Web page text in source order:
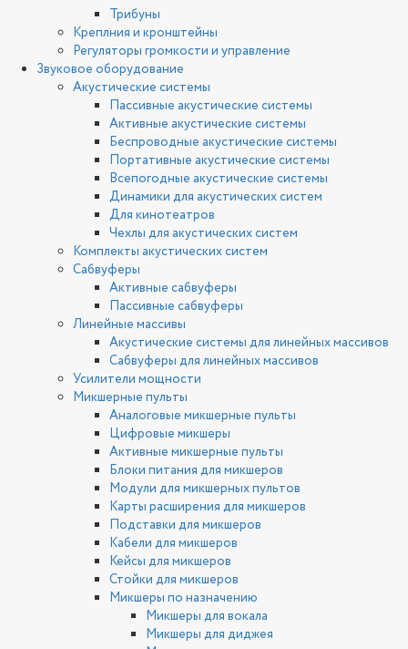
Трибуны
Креплния и кронштейны
Регуляторы громкости и управление
Звуковое оборудование
Акустические системы
Пассивные акустические системы
Активные акустические системы
Беспроводные акустические системы
Портативные акустические системы
Всепогодные акустические системы
Динамики для акустических систем
Для кинотеатров
Чехлы для акустических систем
Комплекты акустических систем
Сабвуферы
Активные сабвуферы
Пассивные сабвуферы
Линейные массивы
Акустические системы для линейных массивов
Сабвуферы для линейных массивов
Усилители мощности
Микшерные пульты
Аналоговые микшерные пульты
Цифровые микшеры
Активные микшерные пульты
Блоки питания для микшеров
Модули для микшерных пультов
Карты расширения для микшеров
Подставки для микшеров
Кабели для микшеров
Кейсы для микшеров
Стойки для микшеров
Микшеры по назначению
Микшеры для вокала
Микшеры для диджея